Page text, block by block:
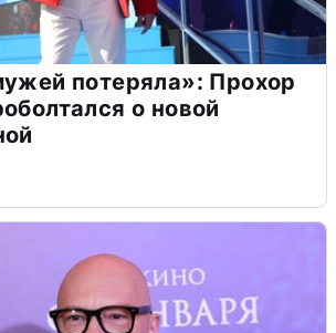
потеряла»: Прохор
о новой